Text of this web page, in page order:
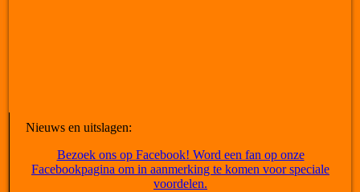
Nieuws en uitslagen:
Bezoek ons op Facebook! Word een fan op onze
Facebookpagina om in aanmerking te komen voor speciale
voordelen.